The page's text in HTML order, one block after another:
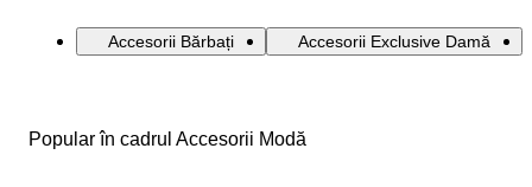
Accesorii Bărbați Accesorii Exclusive Damă
Popular în cadrul Accesorii Modă